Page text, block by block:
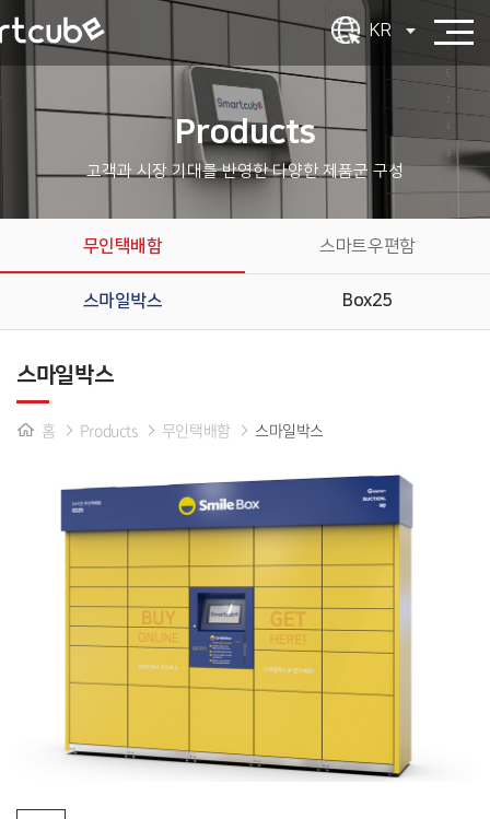
KR
Products
고객과 시장 기대를 반영한 다양한 제품군 구성
무인택배함 스마트우편함
스마일박스 Box25
스마일박스
홈 Products 무인택배함 스마일박스